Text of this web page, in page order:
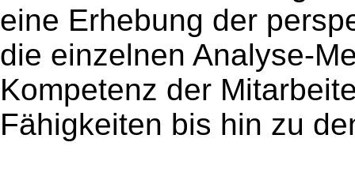
eine Erhebung der
die einzelnen Analyse-
Kompetenz der
Fähigkeiten bis hin zu